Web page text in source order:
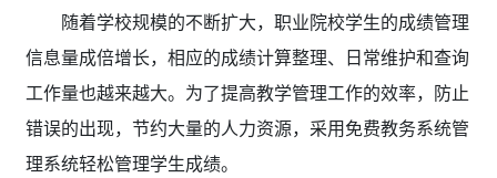
随着学校规模的不断扩大，职业院校学生的成绩管理
信息量成倍增长，相应的成绩计算整理、日常维护和查询
工作量也越来越大。为了提高教学管理工作的效率，防止
错误的出现，节约大量的人力资源，采用免费教务系统管
理系统轻松管理学生成绩。